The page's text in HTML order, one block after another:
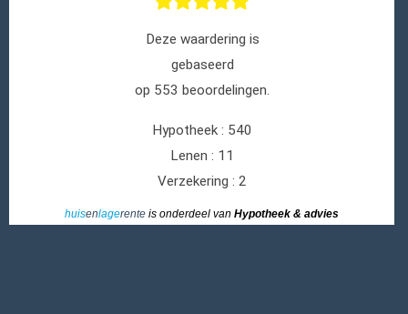
huisenlagerente is onderdeel van Hypotheek & advies